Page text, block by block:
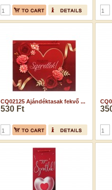
CQ02125 Ajándéktasak fekvő ...
530 Ft